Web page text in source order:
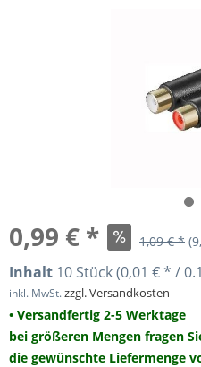
0,99 € * 1,09 € *
Inhalt 10 Stück (0,01 € * /
inkl. MwSt.zzgl. Versandkosten
• Versandfertig 2-5 Werktage
bei größeren Mengen fragen
die gewünschte Liefermenge